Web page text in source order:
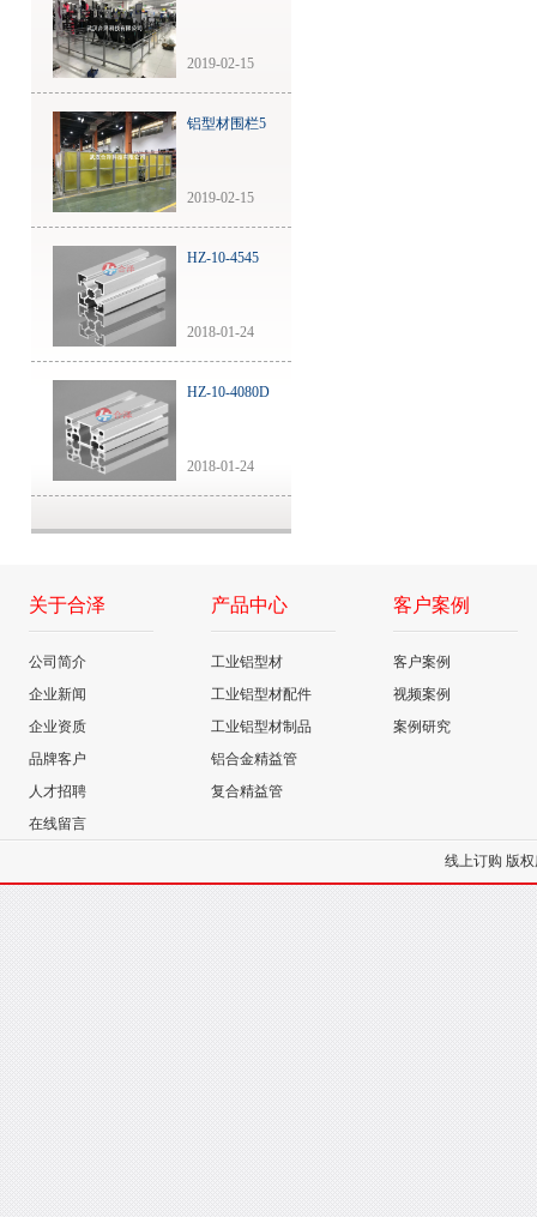
2019-02-15
铝型材围栏5
2019-02-15
HZ-10-4545
2018-01-24
HZ-10-4080D
2018-01-24
关于合泽
公司简介
企业新闻
企业资质
品牌客户
人才招聘
在线留言
产品中心
工业铝型材
工业铝型材配件
工业铝型材制品
铝合金精益管
复合精益管
客户案例
客户案例
视频案例
案例研究
线上订购 版